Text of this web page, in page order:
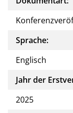
Sprache:
Englisch
Jahr der
2025